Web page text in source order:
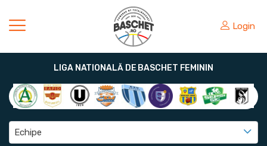
Login
LIGA NATIONALĂ DE BASCHET FEMININ
Echipe